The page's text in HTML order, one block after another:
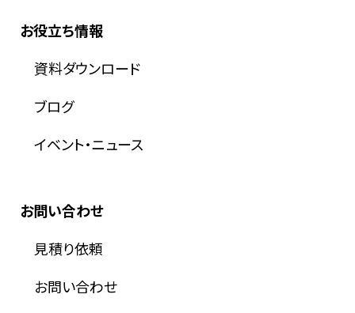
お役立ち情報
資料ダウンロード
ブログ
イベント・ニュース
お問い合わせ
見積り依頼
お問い合わせ